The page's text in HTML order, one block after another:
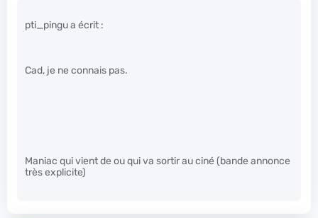
pti_pingu a écrit :
Cad, je ne connais pas.
Maniac qui vient de ou qui va sortir au ciné (bande annonce
très explicite)